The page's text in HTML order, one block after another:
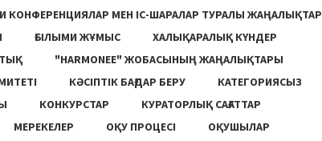
КОНФЕРЕНЦИЯЛАР МЕН ІС-ШАРАЛАР ТУРАЛЫ ЖАҢАЛЫҚТАР
ҒЫЛЫМИ ЖҰМЫС
ХАЛЫҚАРАЛЫҚ КҮНДЕР
"HARMONEE" ЖОБАСЫНЫҢ ЖАҢАЛЫҚТАРЫ
КӘСІПТІК БАҒДАР БЕРУ
КАТЕГОРИЯСЫЗ
КОНКУРСТАР
КУРАТОРЛЫҚ САҒАТТАР
МЕРЕКЕЛЕР ОҚУ ПРОЦЕСІ
ОҚУШЫЛАР